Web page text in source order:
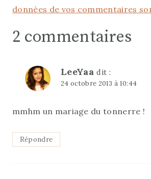
données de vos commentaires
2 commentaires
LeeYaa dit :
24 octobre 2013 à 10:44
mmhm un mariage du tonnerre !
Répondre